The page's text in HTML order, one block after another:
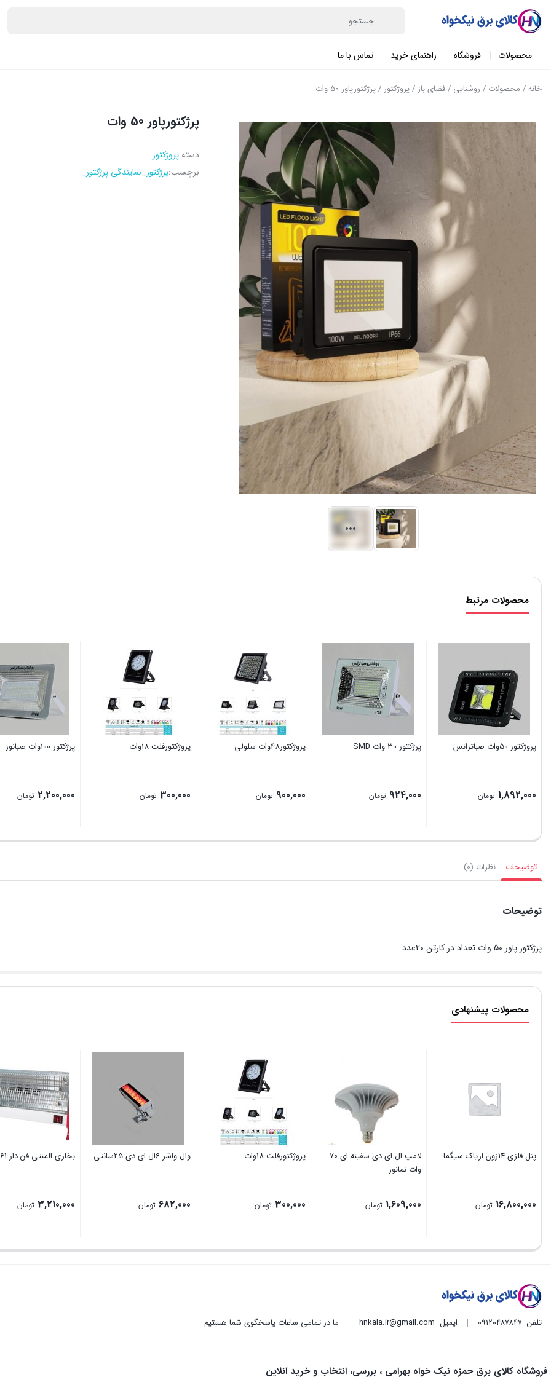
محصولات فروشگاه راهنمای خرید تماس با ما
خانه/ محصولات / روشنایی /فضای باز /پروژکتور / پرژکتورپاور 50 وات
پرژکتورپاور 50 وات
دسته:پروژکتور
برچسب:پرژکتور_نمایندگی پرژکتور_
محصولات مرتبط
پروژکتور 50وات صباترانس
1,892,000 تومان
پرژکتور 30 وات SMD
924,000 تومان
پروژکتور48وات سلولی
900,000 تومان
پروژکتورفلت 18وات
300,000 تومان
پرژکتور 100وات صبانور
2,200,000 تومان
توضیحات نظرات (0)
توضیحات
پرژکتور پاور 50 وات تعداد در کارتن 20عدد
محصولات پیشنهادی
پنل فلزی 14زون اریاک سیگما
16,800,000 تومان
لامپ ال ای دی سفینه ای 70
وات نمانور
1,609,000 تومان
پروژکتورفلت 18وات
300,000 تومان
وال واشر 6ال ای دی 25سانتی
682,000 تومان
بخاری المنتی فن دار 1261
3,210,000 تومان
تلفن ۰۹۱۲۰۴۸۷۸۴۷ ایمیل hnkala.ir@gmail.com ما در تمامی ساعات پاسخگوی شما هستیم
فروشگاه کالای برق حمزه نیک خواه بهرامی ، بررسی، انتخاب و خرید آنلاین